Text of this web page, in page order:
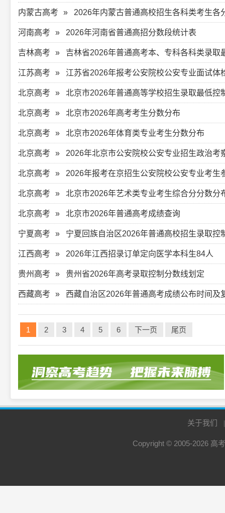
内蒙古高考 2026年内蒙古普通高校招生各科类考生各
河南高考 2026年河南省普通高招分数段统计表
吉林高考 吉林省2026年普通高考本、专科各科类录取
江苏高考 江苏省2026年报考公安院校公安专业面试体
北京高考 北京市2026年普通高等学校招生录取最低控
北京高考 北京市2026年高考考生分数分布
北京高考 北京市2026年体育类专业考生分数分布
北京高考 2026年北京市公安院校公安专业招生政治考
北京高考 2026年报考在京招生公安院校公安专业考
北京高考 北京市2026年艺术类专业考生综合分分数分
北京高考 北京市2026年普通高考成绩查询
宁夏高考 宁夏回族自治区2026年普通高校招生录取控
江西高考 2026年江西招录订单定向医学本科生84人
贵州高考 贵州省2026年高考录取控制分数线划定
西藏高考 西藏自治区2026年普通高考成绩公布时间及
1 2 3 4 5 6 下一页 尾页
关于我们
Copyright © 2005-2026 高